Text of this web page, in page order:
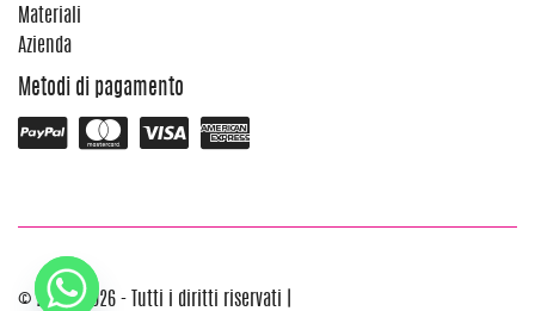
Materiali
Azienda
Metodi di pagamento
© 2012 - 2026 - Tutti i diritti riservati |